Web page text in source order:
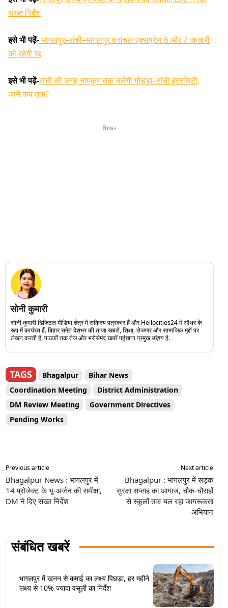
सख्त निर्देश
इसे भी पढ़ें-भागलपुर–रांची–भागलपुर वनांचल एक्सप्रेस 6 और 7 जनवरी
को रहेगी रद्द
इसे भी पढ़ें-रांची की जगह नामकुम तक चलेगी गोड्डा–रांची इंटरसिटी,
जानें कब तक?
विज्ञापन
सोनी कुमारी
सोनी कुमारी डिजिटल मीडिया क्षेत्र में सक्रिय पत्रकार हैं और Hellocities24 में ऑथर के
रूप में कार्यरत हैं. बिहार समेत देशभर की ताजा खबरों, शिक्षा, रोजगार और सामाजिक मुद्दों पर
लेखन करती हैं. पाठकों तक तेज और भरोसेमंद खबरें पहुंचाना प्रमुख उद्देश्य है.
TAGS Bhagalpur
Bihar News
Coordination Meeting
District Administration
DM Review Meeting
Government Directives
Pending Works
Previous article
Bhagalpur News : भागलपुर में
14 प्रोजेक्ट के भू-अर्जन की समीक्षा,
DM ने दिए सख्त निर्देश
Next article
Bhagalpur : भागलपुर में सड़क
सुरक्षा सप्ताह का आगाज, चौक-चौराहों
से स्कूलों तक चल रहा जागरूकता
अभियान
संबंधित खबरें
भागलपुर में खनन से कमाई का लक्ष्य पिछड़ा, हर महीने
लक्ष्य से 10% ज्यादा वसूली का निर्देश